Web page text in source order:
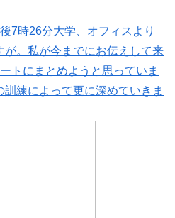
7時26分大学、オフィスより
が。私が今までにお伝えして来
トにまとめようと思っていま
練によって更に深めていきま